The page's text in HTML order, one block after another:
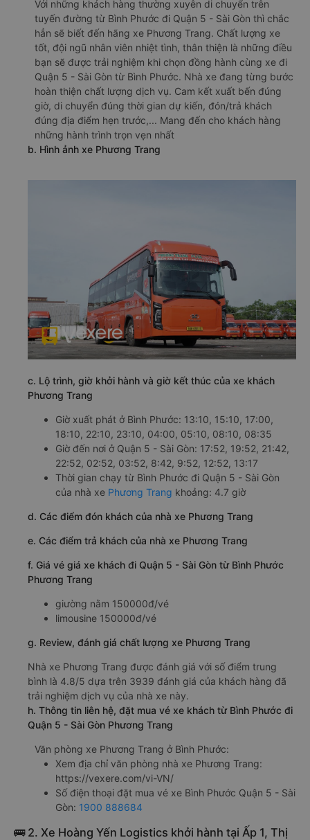
Với những khách hàng thường xuyên di chuyển trên
tuyến đường từ Bình Phước đi Quận 5 - Sài Gòn thì chắc
hẳn sẽ biết đến hãng xe Phương Trang. Chất lượng xe
tốt, đội ngũ nhân viên nhiệt tình, thân thiện là những điều
bạn sẽ được trải nghiệm khi chọn đồng hành cùng xe đi
Quận 5 - Sài Gòn từ Bình Phước. Nhà xe đang từng bước
hoàn thiện chất lượng dịch vụ. Cam kết xuất bến đúng
giờ, di chuyển đúng thời gian dự kiến, đón/trả khách
đúng địa điểm hẹn trước,... Mang đến cho khách hàng
những hành trình trọn vẹn nhất
b. Hình ảnh xe Phương Trang
c. Lộ trình, giờ khởi hành và giờ kết thúc của xe khách
Phương Trang
Giờ xuất phát ở Bình Phước: 13:10, 15:10, 17:00,
18:10, 22:10, 23:10, 04:00, 05:10, 08:10, 08:35
Giờ đến nơi ở Quận 5 - Sài Gòn: 17:52, 19:52, 21:42,
22:52, 02:52, 03:52, 8:42, 9:52, 12:52, 13:17
Thời gian chạy từ Bình Phước đi Quận 5 - Sài Gòn
của nhà xe Phương Trang khoảng: 4.7 giờ
d. Các điểm đón khách của nhà xe Phương Trang
e. Các điểm trả khách của nhà xe Phương Trang
f. Giá vé giá xe khách đi Quận 5 - Sài Gòn từ Bình Phước
Phương Trang
giường nằm 150000đ/vé
limousine 150000đ/vé
g. Review, đánh giá chất lượng xe Phương Trang
Nhà xe Phương Trang được đánh giá với số điểm trung
bình là 4.8/5 dựa trên 3939 đánh giá của khách hàng đã
trải nghiệm dịch vụ của nhà xe này.
h. Thông tin liên hệ, đặt mua vé xe khách từ Bình Phước đi
Quận 5 - Sài Gòn Phương Trang
Văn phòng xe Phương Trang ở Bình Phước:
Xem địa chỉ văn phòng nhà xe Phương Trang:
https://vexere.com/vi-VN/
Số điện thoại đặt mua vé xe Bình Phước Quận 5 - Sài
Gòn: 1900 888684
🚌 2. Xe Hoàng Yến Logistics khởi hành tại Ấp 1, Thị